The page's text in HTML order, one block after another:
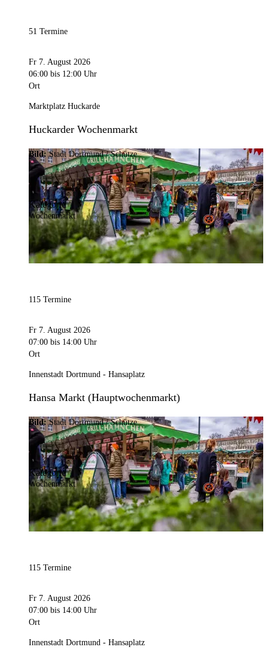
51 Termine
Fr 7. August 2026
06:00 bis 12:00 Uhr
Ort
Marktplatz Huckarde
Huckarder Wochenmarkt
Bild:Stadt Dortmund / Schütze
Kategorie
Wochenmarkt
115 Termine
Fr 7. August 2026
07:00 bis 14:00 Uhr
Ort
Innenstadt Dortmund - Hansaplatz
Hansa Markt (Hauptwochenmarkt)
Bild:Stadt Dortmund / Schütze
Kategorie
Wochenmarkt
115 Termine
Fr 7. August 2026
07:00 bis 14:00 Uhr
Ort
Innenstadt Dortmund - Hansaplatz